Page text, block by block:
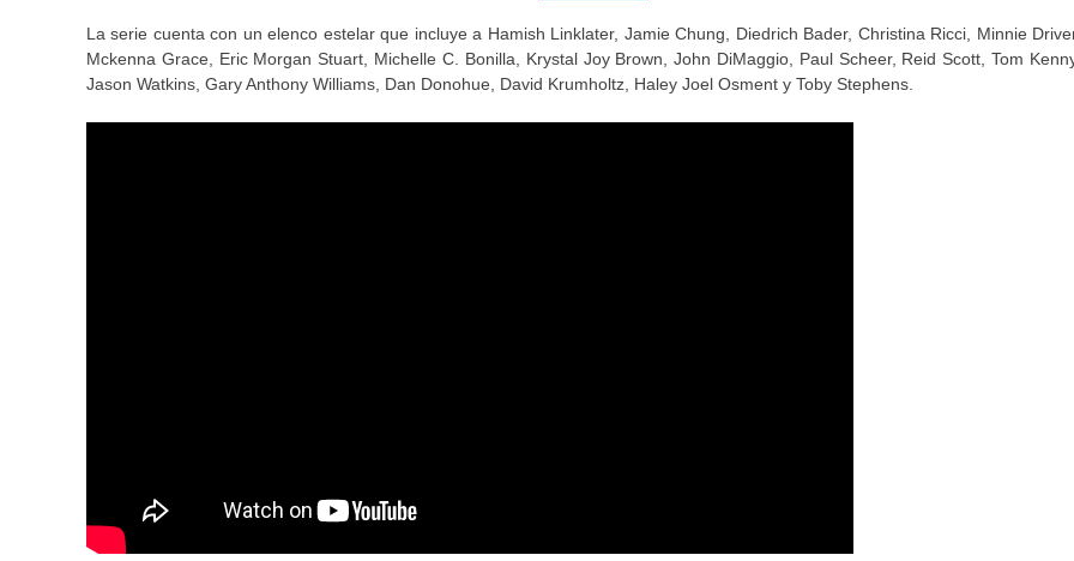
La serie cuenta con un elenco estelar que incluye a Hamish Linklater, Jamie Chung, Diedrich Bader, Christina Ricci, Minnie
Mckenna Grace, Eric Morgan Stuart, Michelle C. Bonilla, Krystal Joy Brown, John DiMaggio, Paul Scheer, Reid Scott, Tom
Jason Watkins, Gary Anthony Williams, Dan Donohue, David Krumholtz, Haley Joel Osment y Toby Stephens.